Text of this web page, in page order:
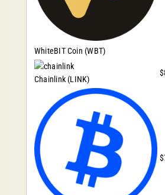
WhiteBIT Coin (WBT)
Chainlink (LINK)